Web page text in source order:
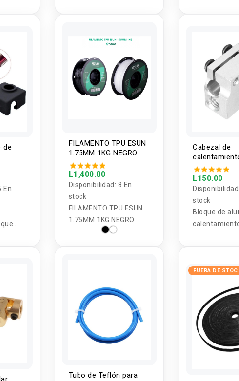
de 6.08 '', impresión
fuera de línea, Tamaño
de impresión 130 mm
(L) x82 mm (W) x165
mm (H)
de
En
FILAMENTO TPU ESUN
1.75MM 1KG NEGRO
L1,400.00
Disponibilidad: 8 En
stock
FILAMENTO TPU ESUN
1.75MM 1KG NEGRO
Cabezal de
extrusor
L150.00
Disponibilidad:
stock
Bloque de
Tubo de Teflón para
FUERA DE